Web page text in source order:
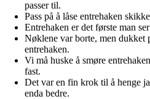
passer til.
Pass på å låse entrehaken
Entrehaken er det første man
Nøklene var borte, men dukket
entrehaken.
Vi må huske å smøre
fast.
Det var en fin krok til å henge
enda bedre.